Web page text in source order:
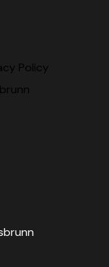
Policy